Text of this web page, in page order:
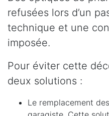
refusées lors d’un
technique et une
imposée.
Pour éviter cette
deux solutions :
Le remplacement